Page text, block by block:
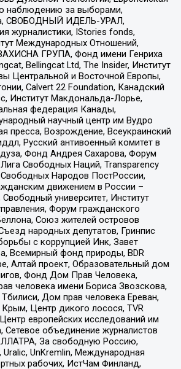
наблюдению за выборами,
СВОБОДНЫЙ ИДЕЛЬ-УРАЛ,
журналистики, IStories fonds,
Международных Отношений,
ГРУПА, Фонд имени Генриха
Bellingcat Ltd, The Insider, Институт
Центральной и Восточной Европы,
Calvert 22 Foundation, Канадский
Институт Макдональда-Лорье,
федерация Канады,
научный центр им Вудро
пресса, Возрождение, Всеукраинский
Русский антивоенный комитет в
Фонд Андрея Сахарова, Форум
Свободных Наций, Transparеncy
Народов ПостРоссии,
движением в России –
университет, Институт
Форум гражданского
Союз жителей островов
народных депутатов, Гринпис
с коррупцией Инк, Завет
Всемирный фонд природы, BDR
Алтай проект, Образовательный дом
Фонд Дом Прав Человека,
человека имени Бориса Звозскова,
Дом прав человека Ереван,
Центр дикого лосося, TVR
европейских исследований им
Сетевое объединение журналистов
За свободную Россию,
UnKremlin, Международная
рабочих, ИстЧам Финланд,